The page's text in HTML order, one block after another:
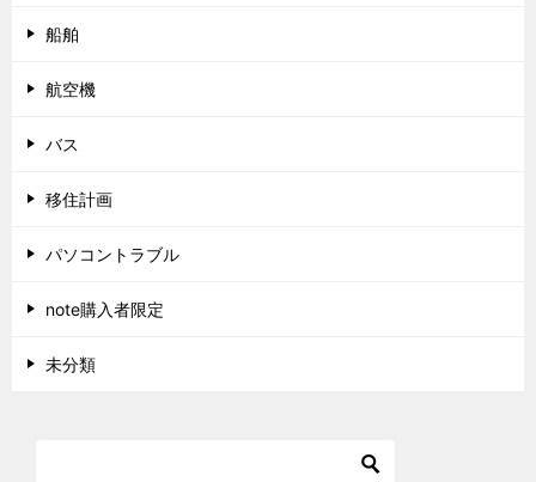
船舶
航空機
バス
移住計画
パソコントラブル
note購入者限定
未分類